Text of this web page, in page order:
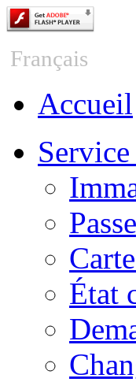
Français
Accueil
État